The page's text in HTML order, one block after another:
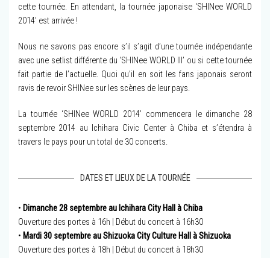
cette tournée. En attendant, la tournée japonaise ‘SHINee WORLD
2014’ est arrivée !
Nous ne savons pas encore s’il s’agit d’une tournée indépendante
avec une setlist différente du ‘SHINee WORLD III’ ou si cette tournée
fait partie de l’actuelle. Quoi qu’il en soit les fans japonais seront
ravis de revoir SHINee sur les scènes de leur pays.
La tournée ‘SHINee WORLD 2014’ commencera le dimanche 28
septembre 2014 au Ichihara Civic Center à Chiba et s’étendra à
travers le pays pour un total de 30 concerts.
DATES ET LIEUX DE LA TOURNÉE
• Dimanche 28 septembre au Ichihara City Hall à Chiba
Ouverture des portes à 16h | Début du concert à 16h30
• Mardi 30 septembre au Shizuoka City Culture Hall à Shizuoka
Ouverture des portes à 18h | Début du concert à 18h30